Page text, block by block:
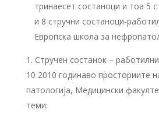
тринаесет состаноци и тоа 5
и 8 стручни состаноци-
Европска школа за
Стручен состанок –
10 2010 годинаво просториите
патологија, Медицински
теми: